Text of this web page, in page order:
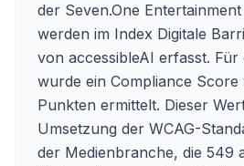
der Seven.One
werden im Index Digitale
von accessibleAI erfasst. Für
wurde ein Compliance
Punkten ermittelt. Dieser
Umsetzung der WCAG-
der Medienbranche, die 549